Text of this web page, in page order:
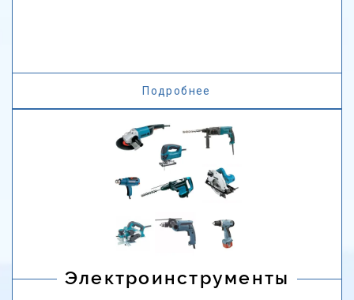
Подробнее
Электроинструменты